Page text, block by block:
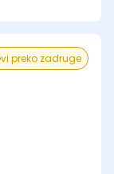
preko zadruge